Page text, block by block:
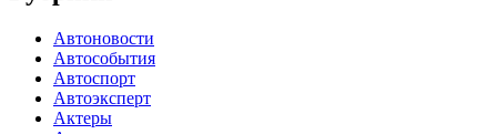
Автоновости
Автособытия
Автоспорт
Автоэксперт
Актеры